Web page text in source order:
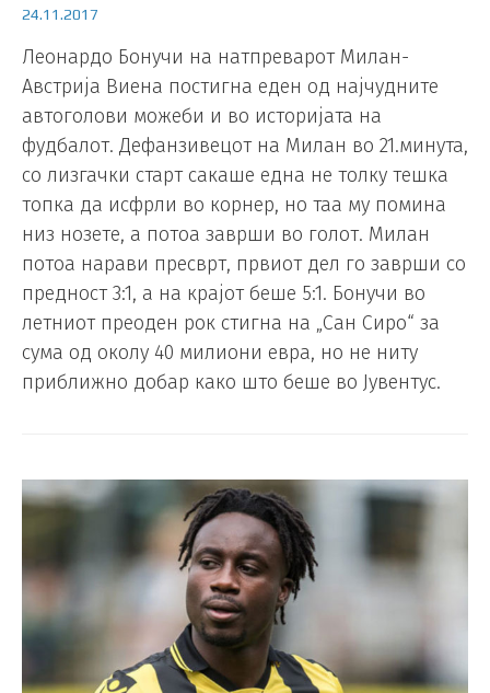
24.11.2017
Леонардо Бонучи на натпреварот Милан-
Австрија Виена постигна еден од најчудните
автоголови можеби и во историјата на
фудбалот. Дефанзивецот на Милан во 21.минута,
со лизгачки старт сакаше една не толку тешка
топка да исфрли во корнер, но таа му помина
низ нозете, а потоа заврши во голот. Милан
потоа нарави пресврт, првиот дел го заврши со
предност 3:1, а на крајот беше 5:1. Бонучи во
летниот преоден рок стигна на „Сан Сиро“ за
сума од околу 40 милиони евра, но не ниту
приближно добар како што беше во Јувентус.